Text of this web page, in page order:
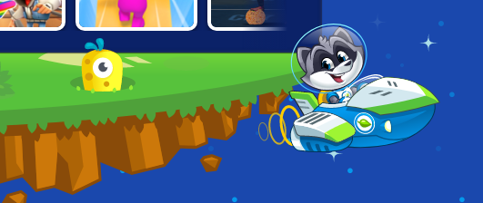
SAN
SKY PARKOUR 3D
CRISTIANO
RONALDO: KICK &
RUN
LIGHT IT UP